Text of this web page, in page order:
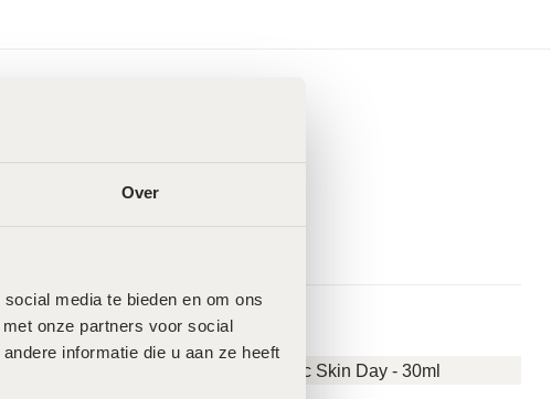
Over
media te bieden en om ons
onze partners voor social
informatie die u aan ze heeft